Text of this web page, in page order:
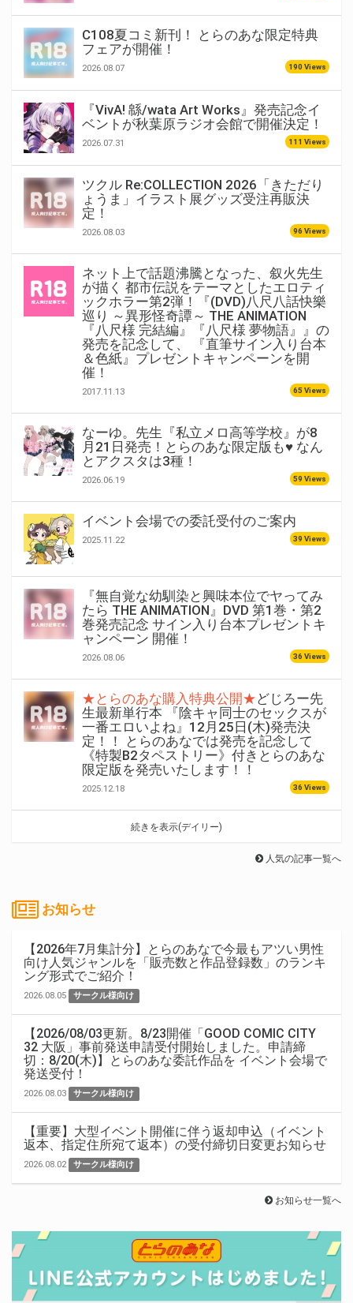
C108夏コミ新刊！ とらのあな限定特典
フェアが開催！
2026.08.07 190 Views
『VivA! 緜/wata Art Works』発売記念イ
ベントが秋葉原ラジオ会館で開催決定！
2026.07.31 111 Views
ツクル Re:COLLECTION 2026「きただり
ょうま」イラスト展グッズ受注再販決
定！
2026.08.03 96 Views
ネット上で話題沸騰となった、叙火先生
が描く 都市伝説をテーマとしたエロティ
ックホラー第2弾！『(DVD)八尺八話快樂
巡り ～異形怪奇譚～ THE ANIMATION
『八尺様 完結編』『八尺様 夢物語』』の
発売を記念して、 『直筆サイン入り台本
＆色紙』プレゼントキャンペーンを開
催！
2017.11.13 65 Views
なーゆ。先生『私立メロ高等学校』が8
月21日発売！とらのあな限定版も♥ なん
とアクスタは3種！
2026.06.19 59 Views
イベント会場での委託受付のご案内
2025.11.22 39 Views
『無自覚な幼馴染と興味本位でヤってみ
たら THE ANIMATION』DVD 第1巻・第2
巻発売記念 サイン入り台本プレゼントキ
ャンペーン 開催！
2026.08.06 36 Views
★とらのあな購入特典公開★どじろー先
生最新単行本 『陰キャ同士のセックスが
一番エロいよね』12月25日(木)発売決
定！！ とらのあなでは発売を記念して
《特製B2タペストリー》付きとらのあな
限定版を発売いたします！！
2025.12.18 36 Views
続きを表示(デイリー)
人気の記事一覧へ
お知らせ
【2026年7月集計分】とらのあなで今最もアツい男性
向け人気ジャンルを「販売数と作品登録数」のランキ
ング形式でご紹介！
2026.08.05 サークル様向け
【2026/08/03更新。8/23開催「GOOD COMIC CITY
32 大阪」事前発送申請受付開始しました。申請締
切：8/20(木)】とらのあな委託作品を イベント会場で
発送受付！
2026.08.03 サークル様向け
【重要】大型イベント開催に伴う返却申込（イベント
返本、指定住所宛て返本）の受付締切日変更お知らせ
2026.08.02 サークル様向け
お知らせ一覧へ